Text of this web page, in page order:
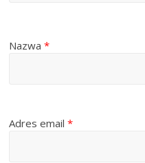
Nazwa*
Adres email*